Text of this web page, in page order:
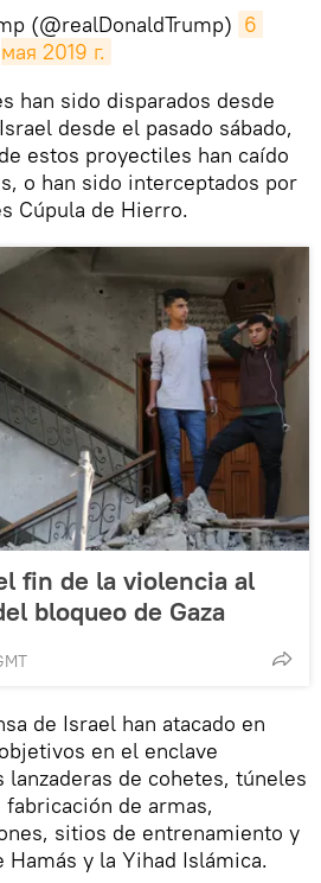
(@realDonaldTrump) 6
мая 2019 г.
han sido disparados desde
desde el pasado sábado,
estos proyectiles han caído
o han sido interceptados por
Cúpula de Hierro.
fin de la violencia al
bloqueo de Gaza
de Israel han atacado en
en el enclave
de cohetes, túneles
de armas,
sitios de entrenamiento y
Hamás y la Yihad Islámica.